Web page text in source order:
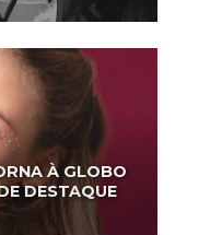
À GLOBO
DESTAQUE